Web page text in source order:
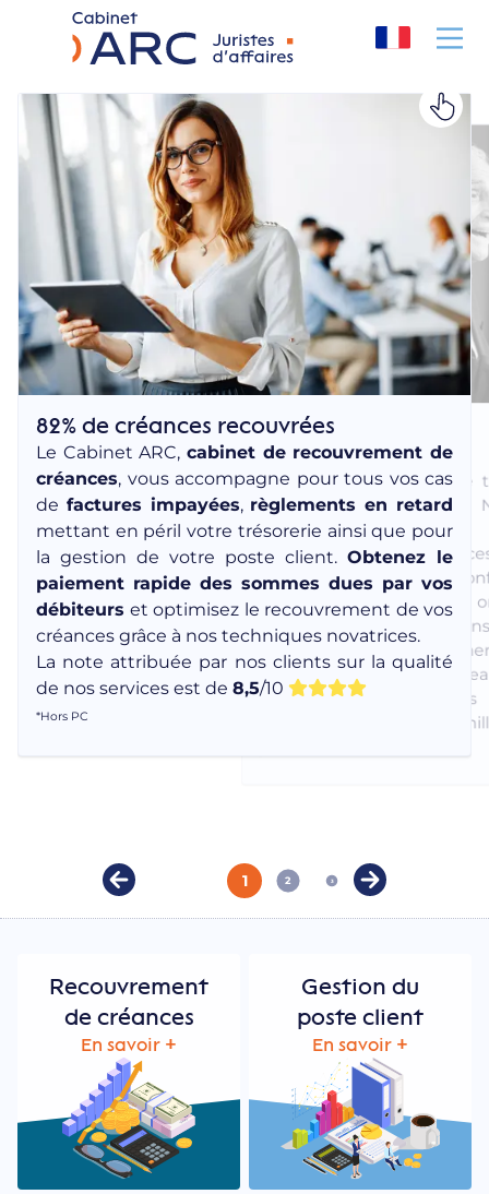
82% de créances recouvrées
Le Cabinet ARC, cabinet de recouvrement de
créances, vous accompagne pour tous vos cas
de factures impayées, règlements en retard
mettant en péril votre trésorerie ainsi que pour
la gestion de votre poste client. Obtenez le
paiement rapide des sommes dues par vos
débiteurs et optimisez le recouvrement de vos
créances grâce à nos techniques novatrices.
La note attribuée par nos clients sur la qualité
de nos services est de 8,5/10
*Hors PC
C’est avec une profonde
avons appris son décès.
rendre hommage et
sincèrement pour toutes
collaboration, de
professionnalisme qui
relations. Nous
homme droit,
confiance et l’amitié ont
Nous adressons
condoléances à sa
Le
la
1 2 3 4
Recouvrement
de créances
En savoir +
Gestion du
poste client
En savoir +
Panneau de gestion des cookies